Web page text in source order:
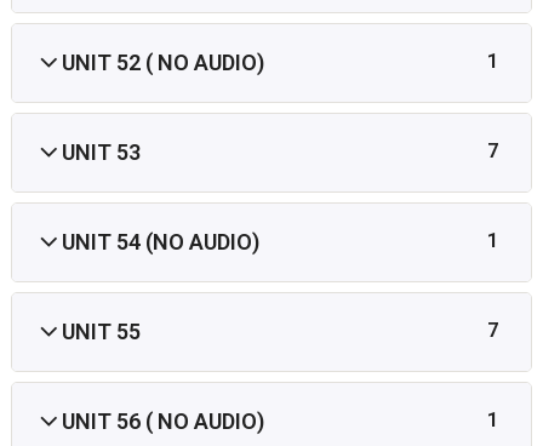
UNIT 52 ( NO AUDIO) 1
UNIT 53 7
UNIT 54 (NO AUDIO) 1
UNIT 55 7
UNIT 56 ( NO AUDIO) 1